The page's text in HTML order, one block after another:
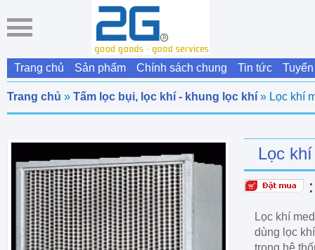
Trang chủ Sản phẩm Chính sách chung Tin tức
Trang chủ » Tấm lọc bụi, lọc khí - khung lọc khí » Lọc khí
Lọc
Lọc khí
dùng lọc
trong hệ